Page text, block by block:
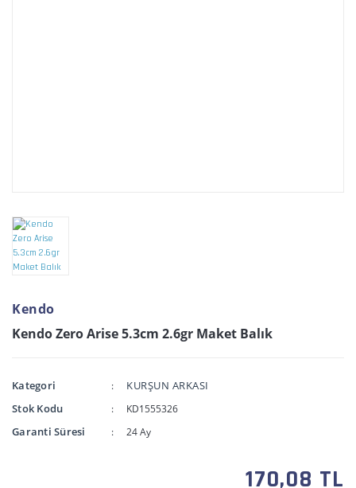
Kendo
Kendo Zero Arise 5.3cm 2.6gr Maket Balık
Kategori
KURŞUN ARKASI
Stok Kodu
KD1555326
Garanti Süresi 24 Ay
170,08 TL